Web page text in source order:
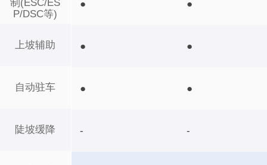
制(ESC/ES
P/DSC等)
上坡辅助
自动驻车
陡坡缓降
● ●
● ●
● ●
- -